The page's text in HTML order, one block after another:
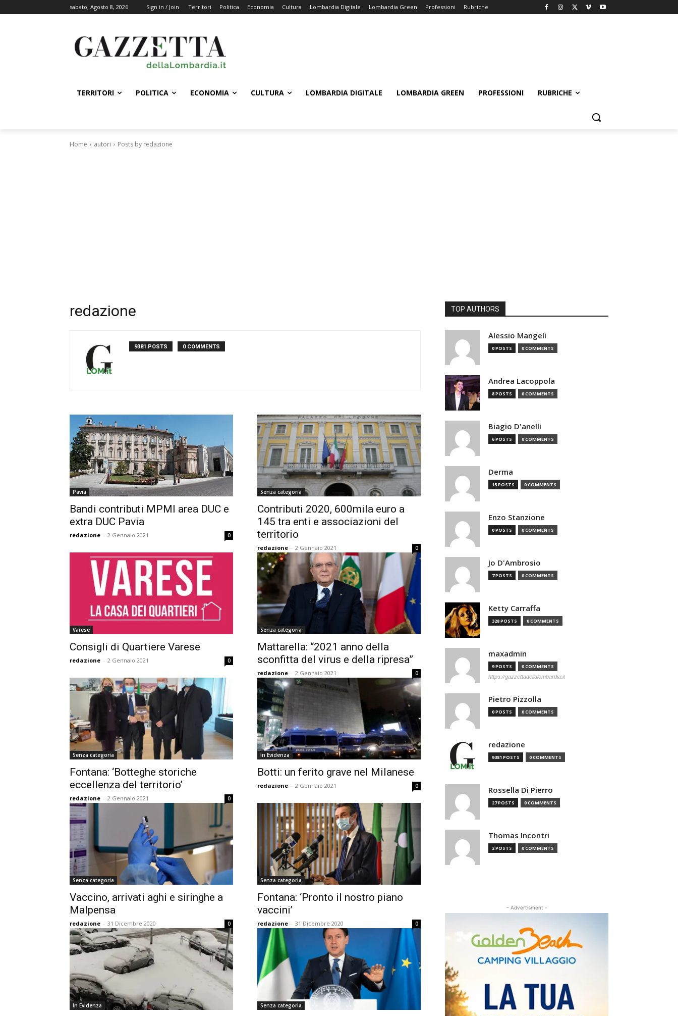
sabato, Agosto 8, 2026 Sign in / Join Territori Politica Economia Cultura Lombardia Digitale Lombardia Green Professioni Rubriche
TERRITORI POLITICA ECONOMIA CULTURA LOMBARDIA DIGITALE LOMBARDIA GREEN PROFESSIONI RUBRICHE
Home autori Posts by redazione
redazione
9381 POSTS 0 COMMENTS
Pavia
Bandi contributi MPMI area DUC e
extra DUC Pavia
redazione - 2 Gennaio 2021 0
Senza categoria
Contributi 2020, 600mila euro a
145 tra enti e associazioni del
territorio
redazione - 2 Gennaio 2021 0
Varese
Consigli di Quartiere Varese
redazione - 2 Gennaio 2021 0
Senza categoria
Mattarella: “2021 anno della
sconfitta del virus e della ripresa”
redazione - 2 Gennaio 2021 0
Senza categoria
Fontana: ‘Botteghe storiche
eccellenza del territorio’
redazione - 2 Gennaio 2021 0
In Evidenza
Botti: un ferito grave nel Milanese
redazione - 2 Gennaio 2021 0
Senza categoria
Vaccino, arrivati aghi e siringhe a
Malpensa
redazione - 31 Dicembre 2020 0
Senza categoria
Fontana: ‘Pronto il nostro piano
vaccini’
redazione - 31 Dicembre 2020 0
In Evidenza Senza categoria
TOP AUTHORS
Alessio Mangeli
0 POSTS 0 COMMENTS
Andrea Lacoppola
8 POSTS 0 COMMENTS
Biagio D'anelli
6 POSTS 0 COMMENTS
Derma
15 POSTS 0 COMMENTS
Enzo Stanzione
0 POSTS 0 COMMENTS
Jo D'Ambrosio
7 POSTS 0 COMMENTS
Ketty Carraffa
328 POSTS 0 COMMENTS
maxadmin
9 POSTS 0 COMMENTS
https://gazzettadellalombardia.it
Pietro Pizzolla
0 POSTS 0 COMMENTS
redazione
9381 POSTS 0 COMMENTS
Rossella Di Pierro
27 POSTS 0 COMMENTS
Thomas Incontri
2 POSTS 0 COMMENTS
- Advertisment -